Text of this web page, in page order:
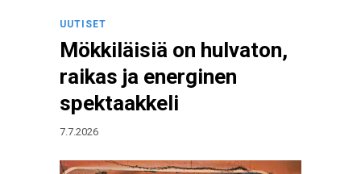
UUTISET
Mökkiläisiä on hulvaton,
raikas ja energinen
spektaakkeli
7.7.2026